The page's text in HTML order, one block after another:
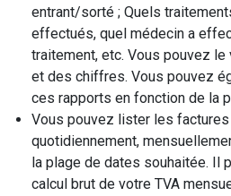
entrant/sorté ; Quels
effectués, quel médecin a
traitement, etc. Vous pouvez
et des chiffres. Vous pouvez
ces rapports en fonction de la
Vous pouvez lister les
quotidiennement,
la plage de dates souhaitée. Il
calcul brut de votre TVA